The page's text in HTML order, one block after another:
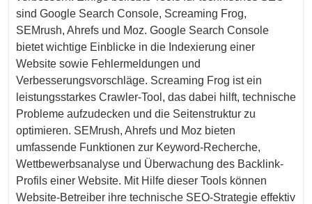
sind Google Search Console, Screaming Frog,
SEMrush, Ahrefs und Moz. Google Search Console
bietet wichtige Einblicke in die Indexierung einer
Website sowie Fehlermeldungen und
Verbesserungsvorschläge. Screaming Frog ist ein
leistungsstarkes Crawler-Tool, das dabei hilft, technische
Probleme aufzudecken und die Seitenstruktur zu
optimieren. SEMrush, Ahrefs und Moz bieten
umfassende Funktionen zur Keyword-Recherche,
Wettbewerbsanalyse und Überwachung des Backlink-
Profils einer Website. Mit Hilfe dieser Tools können
Website-Betreiber ihre technische SEO-Strategie effektiv